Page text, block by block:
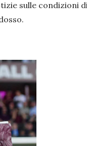
sulle condizioni